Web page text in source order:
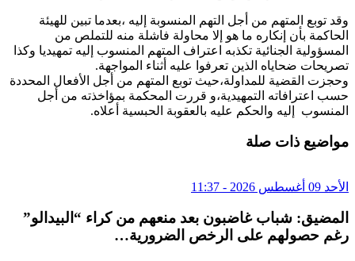
وقد توبع المتهم من أجل التهم المنسوبة إليه ،بعدما تبين للهيئة
الحاكمة بأن إنكاره ما هو إلا محاولة فاشلة منه للتملص من
المسؤولية الجنائية تكذبه اعتراف المتهم المنسوب إليه تمهيديا وكذا
تصريحات ضحاياه الذين تعرفوا عليه أثناء المواجهة.
وحجزت القضية للمداولة،حيث توبع المتهم من أجل الأفعال المحددة
حسب اعترافاته التمهيدية،و قررت المحكمة بمؤاخذته من أجل
المنسوب إليه والحكم عليه بالعقوبة الحبسية أعلاه.
مواضيع ذات صلة
الأحد 09 أغسطس 2026 - 11:37
المضيق: شباب غاضبون بعد منعهم من كراء “البيدالو”
رغم حصولهم على الرخص الضرورية…